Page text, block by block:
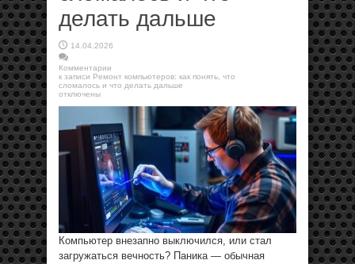
делать дальше
14.04.2026
Комментарии
к записи Ремонт компьютеров: как понять, что
сломалось и что делать дальше
отключены
Компьютер внезапно выключился, или стал
загружаться вечность? Паника — обычная